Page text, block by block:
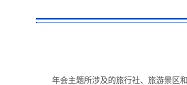
年会主题所涉及的旅行社、旅游景区